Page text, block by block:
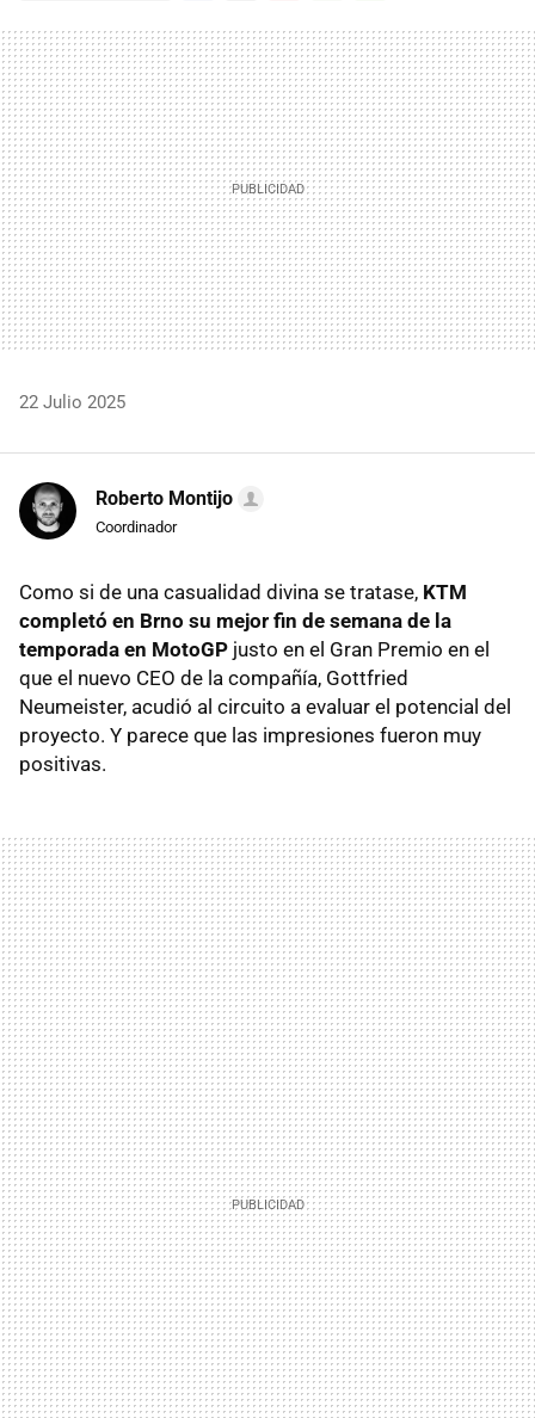
MAIL
22 Julio 2025
Roberto Montijo
Coordinador
Como si de una casualidad divina se tratase, KTM
completó en Brno su mejor fin de semana de la
temporada en MotoGP justo en el Gran Premio en el
que el nuevo CEO de la compañía, Gottfried
Neumeister, acudió al circuito a evaluar el potencial del
proyecto. Y parece que las impresiones fueron muy
positivas.